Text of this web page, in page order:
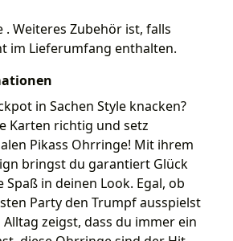
. Weiteres Zubehör ist, falls
im Lieferumfang enthalten.
in Sachen Style knacken?
Karten richtig und setz
Pikass Ohrringe! Mit ihrem
bringst du garantiert Glück
Spaß in deinen Look. Egal, ob
Party den Trumpf ausspielst
zeigst, dass du immer ein